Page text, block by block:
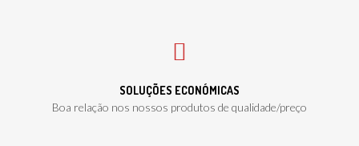
SOLUÇÕES ECONÓMICAS
Boa relação nos nossos produtos de qualidade/preço